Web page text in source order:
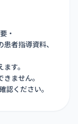
・
者指導資料、
す。
ません。
認ください。